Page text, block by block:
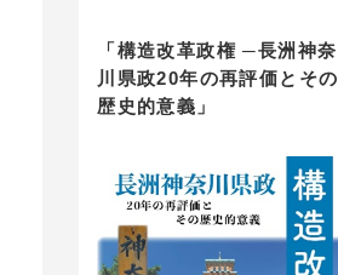
「構造改革政権 ─長洲神奈
川県政20年の再評価とその
歴史的意義」